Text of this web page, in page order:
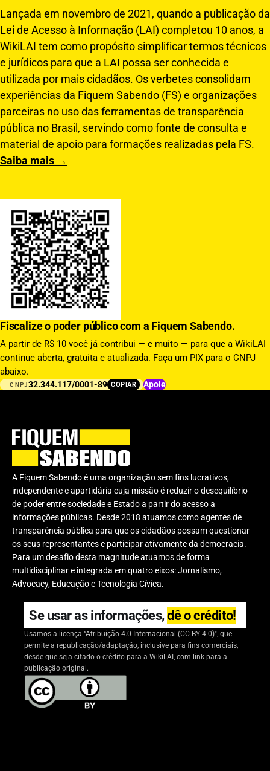
Lançada em novembro de 2021, quando a publicação da
Lei de Acesso à Informação (LAI) completou 10 anos, a
WikiLAI tem como propósito simplificar termos técnicos
e jurídicos para que a LAI possa ser conhecida e
utilizada por mais cidadãos. Os verbetes consolidam
experiências da Fiquem Sabendo (FS) e organizações
parceiras no uso das ferramentas de transparência
pública no Brasil, servindo como fonte de consulta e
material de apoio para formações realizadas pela FS.
Saiba mais →
Fiscalize o poder público com a Fiquem Sabendo.
A partir de R$ 10 você já contribui — e muito — para que a WikiLAI
continue aberta, gratuita e atualizada. Faça um PIX para o CNPJ
abaixo.
CNPJ32.344.117/0001-89 COPIAR Apoie
A Fiquem Sabendo é uma organização sem fins lucrativos,
independente e apartidária cuja missão é reduzir o desequilíbrio
de poder entre sociedade e Estado a partir do acesso a
informações públicas. Desde 2018 atuamos como agentes de
transparência pública para que os cidadãos possam questionar
os seus representantes e participar ativamente da democracia.
Para um desafio desta magnitude atuamos de forma
multidisciplinar e integrada em quatro eixos: Jornalismo,
Advocacy, Educação e Tecnologia Cívica.
Se usar as informações,dê o crédito!
Usamos a licença “Atribuição 4.0 Internacional (CC BY 4.0)", que
permite a republicação/adaptação, inclusive para fins comerciais,
desde que seja citado o crédito para a WikiLAI, com link para a
publicação original.